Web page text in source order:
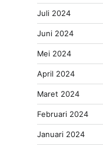
Juli 2024
Juni 2024
Mei 2024
April 2024
Maret 2024
Februari 2024
Januari 2024